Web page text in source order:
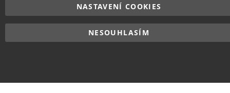
NASTAVENÍ COOKIES
NESOUHLASÍM